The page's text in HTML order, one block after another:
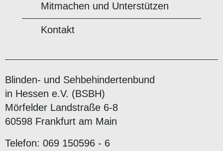
Mitmachen und Unterstützen
Kontakt
Blinden- und Sehbehindertenbund
in Hessen e.V. (BSBH)
Mörfelder Landstraße 6-8
60598 Frankfurt am Main
Telefon: 069 150596 - 6